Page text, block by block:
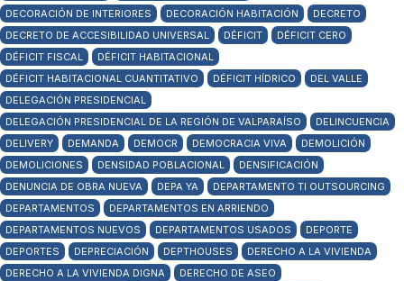
DECORACIÓN DE INTERIORES
DECORACIÓN HABITACIÓN
DECRETO
DECRETO DE ACCESIBILIDAD UNIVERSAL
DÉFICIT
DÉFICIT CERO
DÉFICIT FISCAL
DÉFICIT HABITACIONAL
DÉFICIT HABITACIONAL CUANTITATIVO
DÉFICIT HÍDRICO
DEL VALLE
DELEGACIÓN PRESIDENCIAL
DELEGACIÓN PRESIDENCIAL DE LA REGIÓN DE VALPARAÍSO
DELINCUENCIA
DELIVERY
DEMANDA DEMOCR DEMOCRACIA VIVA
DEMOLICIÓN
DEMOLICIONES
DENSIDAD POBLACIONAL
DENSIFICACIÓN
DENUNCIA DE OBRA NUEVA
DEPA YA
DEPARTAMENTO TI OUTSOURCING
DEPARTAMENTOS
DEPARTAMENTOS EN ARRIENDO
DEPARTAMENTOS NUEVOS
DEPARTAMENTOS USADOS
DEPORTE
DEPORTES
DEPRECIACIÓN DEPTHOUSES
DERECHO A LA VIVIENDA
DERECHO A LA VIVIENDA DIGNA
DERECHO DE ASEO